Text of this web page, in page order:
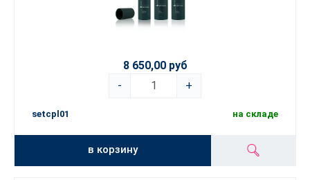
8 650,00 руб
-
+
setcpl01 на складе
в корзину